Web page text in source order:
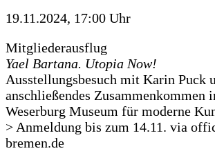
19.11.2024, 17:00 Uhr
Mitgliederausflug
Yael Bartana. Utopia Now!
Ausstellungsbesuch mit Karin Puck
anschließendes Zusammenkommen
Weserburg Museum für moderne
> Anmeldung bis zum 14.11. via
bremen.de